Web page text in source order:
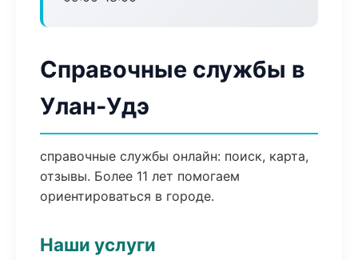
Справочные службы в
Улан-Удэ
справочные службы онлайн: поиск, карта,
отзывы. Более 11 лет помогаем
ориентироваться в городе.
Наши услуги